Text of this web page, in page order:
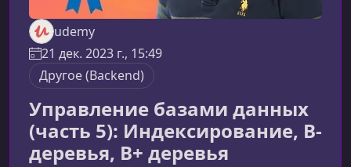
udemy
21 дек. 2023 г., 15:49
Другое (Backend)
Управление базами данных
(часть 5): Индексирование, B-
деревья, B+ деревья